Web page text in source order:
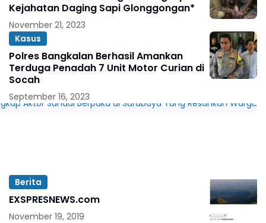
Kejahatan Daging Sapi Glonggongan*
November 21, 2023
Kasus
Polres Bangkalan Berhasil Amankan
Terduga Penadah 7 Unit Motor Curian di
Socah
September 16, 2023
Berita
EXSPRESNEWS.com
November 19, 2019